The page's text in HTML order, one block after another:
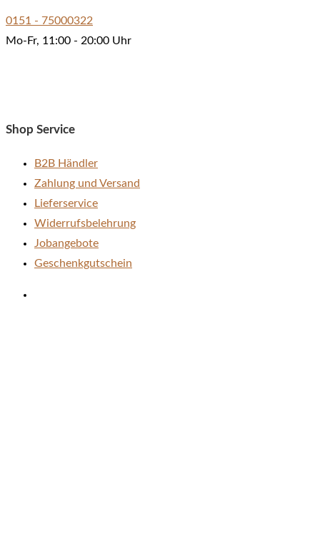
Optionen
können
0151 - 75000322
Mo-Fr, 11:00 - 20:00 Uhr
Shop Service
B2B Händler
Zahlung und Versand
Lieferservice
Widerrufsbelehrung
Jobangebote
Geschenkgutschein